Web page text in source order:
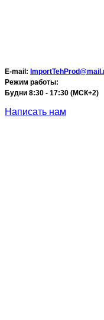
E-mail:
Режим работы:
Будни 8:30 - 17:30 (МСК+2)
Написать нам